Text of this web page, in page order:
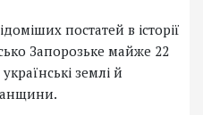
постатей в історії
Запорозьке майже 22
землі й